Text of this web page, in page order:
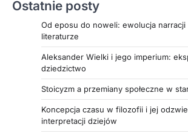
tylko minimalizują ryzyka związane z
fundamenty pod dalszy rozwój oraz
innowacyjność w globalnej
Zachęcamy do przeczytania całego
poznać szczegółowo, jak relokacja
się kluczowym elementem
przemysłowej i odpowiedzią na
współczesnego rynku.
Ostatnie posty
Od eposu do noweli: ewolucja
literaturze
Aleksander Wielki i jego imperium:
dziedzictwo
Stoicyzm a przemiany społeczne w
Koncepcja czasu w filozofii i jej
interpretacji dziejów